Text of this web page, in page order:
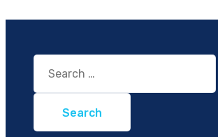
Search
for: